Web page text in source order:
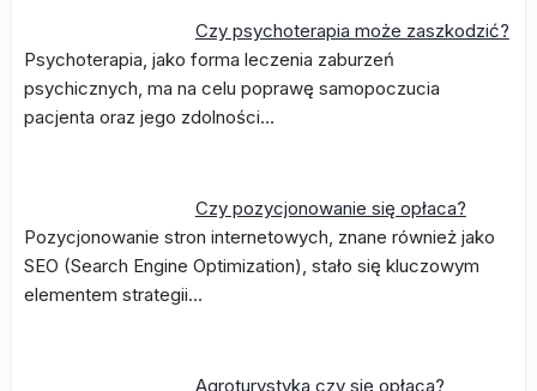
Czy psychoterapia może zaszkodzić?
Psychoterapia, jako forma leczenia zaburzeń
psychicznych, ma na celu poprawę samopoczucia
pacjenta oraz jego zdolności…
Czy pozycjonowanie się opłaca?
Pozycjonowanie stron internetowych, znane również jako
SEO (Search Engine Optimization), stało się kluczowym
elementem strategii…
Agroturystyka czy się opłaca?